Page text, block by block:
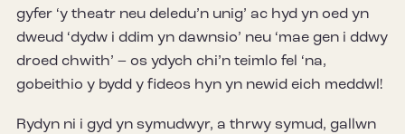
gyfer ‘y theatr neu deledu’n unig’ ac hyd yn oed yn
dweud ‘dydw i ddim yn dawnsio’ neu ‘mae gen i ddwy
droed chwith’ – os ydych chi’n teimlo fel ‘na,
gobeithio y bydd y fideos hyn yn newid eich meddwl!
Rydyn ni i gyd yn symudwyr, a thrwy symud, gallwn